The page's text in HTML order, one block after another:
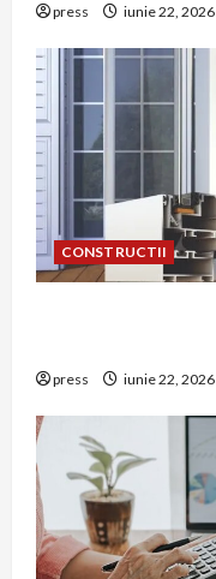
press iunie 22, 2026
CONSTRUCTII
press iunie 22, 2026